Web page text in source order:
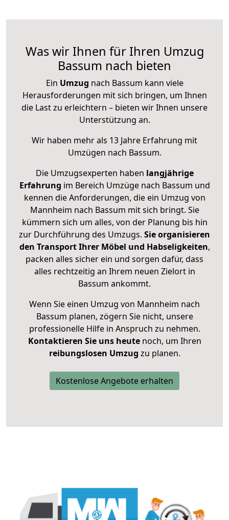
Was wir Ihnen für Ihren Umzug
Bassum nach bieten
Ein Umzug nach Bassum kann viele
Herausforderungen mit sich bringen, um Ihnen
die Last zu erleichtern – bieten wir Ihnen unsere
Unterstützung an.
Wir haben mehr als 13 Jahre Erfahrung mit
Umzügen nach Bassum.
Die Umzugsexperten haben langjährige
Erfahrung im Bereich Umzüge nach Bassum und
kennen die Anforderungen, die ein Umzug von
Mannheim nach Bassum mit sich bringt. Sie
kümmern sich um alles, von der Planung bis hin
zur Durchführung des Umzugs. Sie organisieren
den Transport Ihrer Möbel und Habseligkeiten,
packen alles sicher ein und sorgen dafür, dass
alles rechtzeitig an Ihrem neuen Zielort in
Bassum ankommt.
Wenn Sie einen Umzug von Mannheim nach
Bassum planen, zögern Sie nicht, unsere
professionelle Hilfe in Anspruch zu nehmen.
Kontaktieren Sie uns heutenoch, um Ihren
reibungslosen Umzug zu planen.
Kostenlose Angebote erhalten